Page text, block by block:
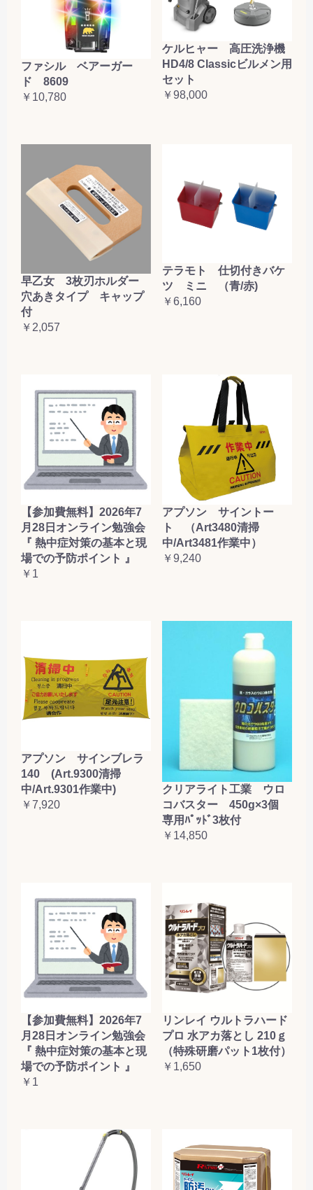
ファシル ベアーガー
ド 8609
￥10,780
ケルヒャー 高圧洗浄機
HD4/8 Classicビルメン用
セット
￥98,000
早乙女 3枚刃ホルダー
穴あきタイプ キャップ
付
￥2,057
テラモト 仕切付きバケ
ツ ミニ （青/赤)
￥6,160
【参加費無料】2026年7
月28日オンライン勉強会
『 熱中症対策の基本と現
場での予防ポイント 』
￥1
アプソン サイントー
ト （Art3480清掃
中/Art3481作業中）
￥9,240
アプソン サインブレラ
140 (Art.9300清掃
中/Art.9301作業中)
￥7,920
クリアライト工業 ウロ
コバスター 450g×3個
専用ﾊﾟｯﾄﾞ3枚付
￥14,850
【参加費無料】2026年7
月28日オンライン勉強会
『 熱中症対策の基本と現
場での予防ポイント 』
￥1
リンレイ ウルトラハード
プロ 水アカ落とし 210ｇ
（特殊研磨パット1枚付）
￥1,650